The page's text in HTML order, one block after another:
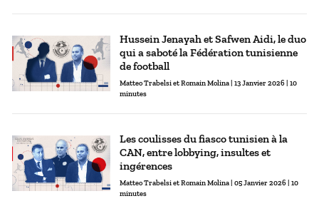
Hussein Jenayah et Safwen Aidi, le duo
qui a saboté la Fédération tunisienne
de football
Matteo Trabelsi Romain Molina| 13 Janvier 2026 | 10
minutes
Les coulisses du fiasco tunisien à la
CAN, entre lobbying, insultes et
ingérences
Matteo Trabelsi Romain Molina| 05 Janvier 2026 | 10
minutes